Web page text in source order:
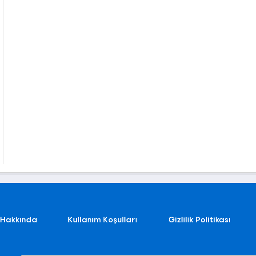
Hakkında Kullanım Koşulları Gizlilik Politikası